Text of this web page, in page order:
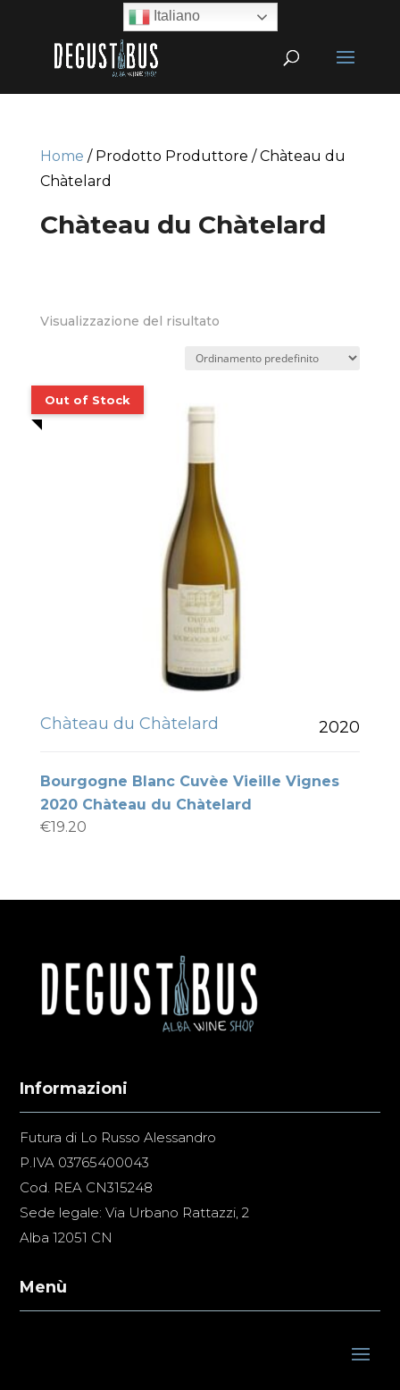
Home / Prodotto Produttore / Chàteau du
Chàtelard
Chàteau du Chàtelard
Visualizzazione del risultato
Chàteau du Chàtelard 2020
Bourgogne Blanc Cuvèe Vieille Vignes
2020 Chàteau du Chàtelard
€19.20
Informazioni
Futura di Lo Russo Alessandro
P.IVA 03765400043
Cod. REA CN315248
Sede legale: Via Urbano Rattazzi, 2
Alba 12051 CN
Menù
Italiano